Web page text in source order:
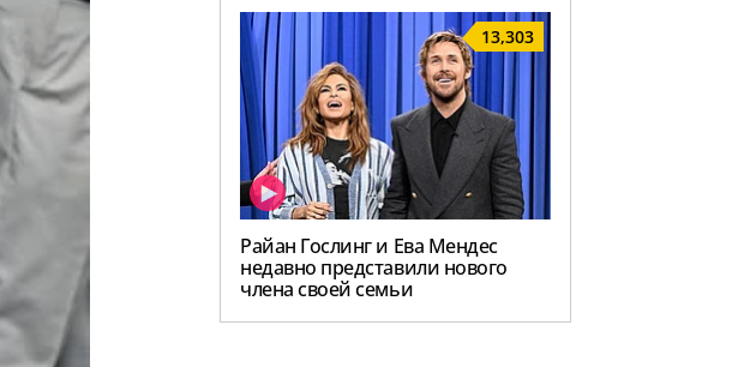
13,303
Райан Гослинг и Ева Мендес
недавно представили нового
члена своей семьи